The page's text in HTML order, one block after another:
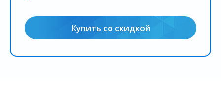
Купить со скидкой